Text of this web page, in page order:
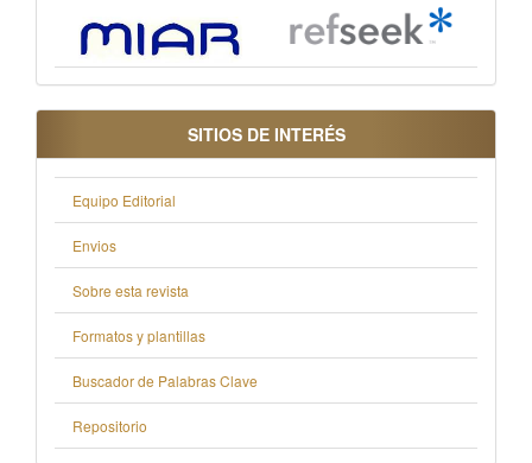
SITIOS DE INTERÉS
Equipo Editorial
Envios
Sobre esta revista
Formatos y plantillas
Buscador de Palabras Clave
Repositorio